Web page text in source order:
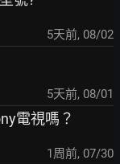
5天前, 08/02
5天前, 08/01
電視嗎？
1周前, 07/30